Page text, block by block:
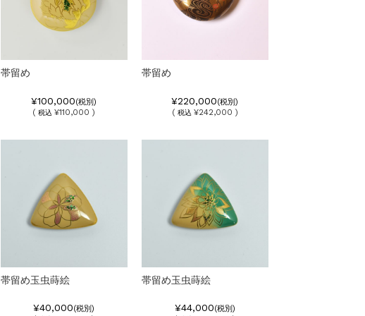
帯留め
¥100,000(税別)
(税込 ¥110,000 )
帯留め
¥220,000(税別)
( 税込 ¥242,000 )
帯留め玉虫蒔絵
¥40,000(税別)
帯留め玉虫蒔絵
¥44,000(税別)